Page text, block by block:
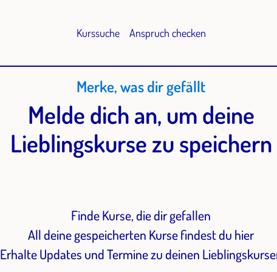
Kurssuche Anspruch checken
Merke, was dir gefällt
Melde dich an, um deine
Lieblingskurse zu speichern
Finde Kurse, die dir gefallen
All deine gespeicherten Kurse findest du hier
Erhalte Updates und Termine zu deinen